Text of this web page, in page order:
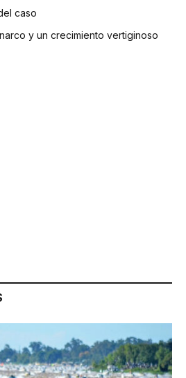
caso
y un crecimiento vertiginoso